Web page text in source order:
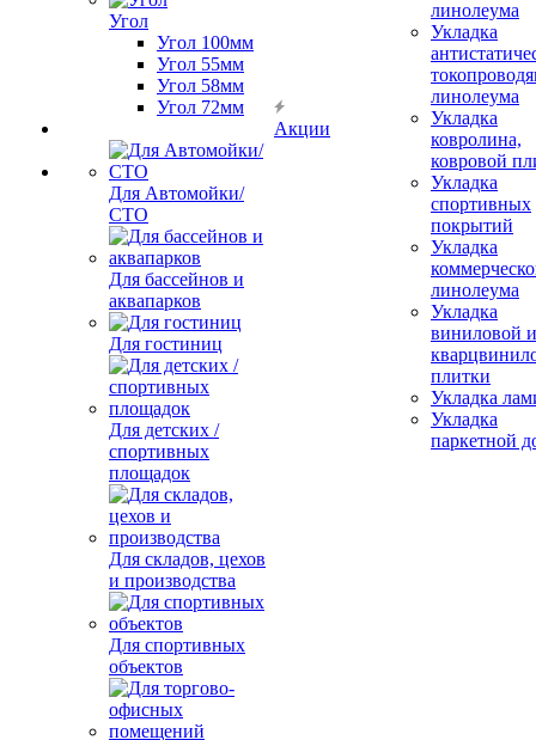
Угол
Угол 100мм
Угол 55мм
Угол 58мм
Угол 72мм
Для Автомойки/
СТО
Для бассейнов и
аквапарков
Для гостиниц
Для детских /
спортивных
площадок
Для складов, цехов
и производства
Для спортивных
объектов
Акции
линолеума
Укладка
линолеума
Укладка
ковролина,
ковровой
Укладка
спортивных
покрытий
Укладка
линолеума
Укладка
виниловой и
плитки
Укладка
Укладка
паркетной